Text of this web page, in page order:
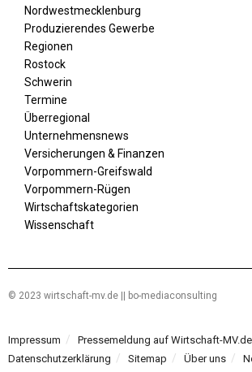
Nordwestmecklenburg
Produzierendes Gewerbe
Regionen
Rostock
Schwerin
Termine
Überregional
Unternehmensnews
Versicherungen & Finanzen
Vorpommern-Greifswald
Vorpommern-Rügen
Wirtschaftskategorien
Wissenschaft
© 2023 wirtschaft-mv.de || bo-mediaconsulting
Impressum
Pressemeldung auf Wirtschaft-
Datenschutzerklärung
Sitemap Über uns